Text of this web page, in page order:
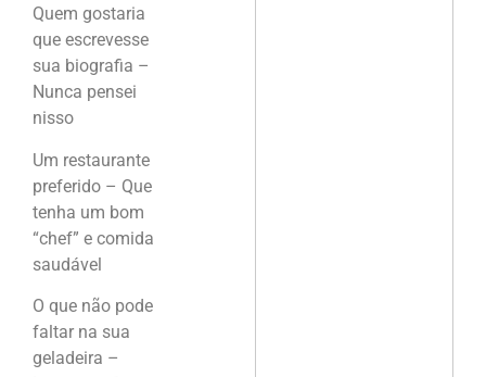
Quem gostaria
que escrevesse
sua biografia –
Nunca pensei
nisso
Um restaurante
preferido – Que
tenha um bom
“chef” e comida
saudável
O que não pode
faltar na sua
geladeira –